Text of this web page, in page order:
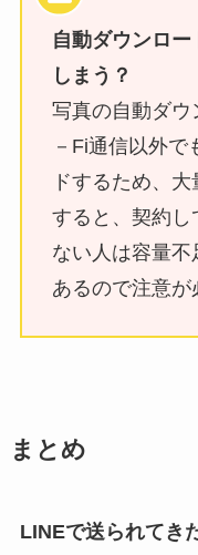
自動ダウンロ
しまう？
写真の自動ダウ
－Fi通信以外で
ドするため、
すると、契約
ない人は容量
あるので注意が
まとめ
LINEで送られてき